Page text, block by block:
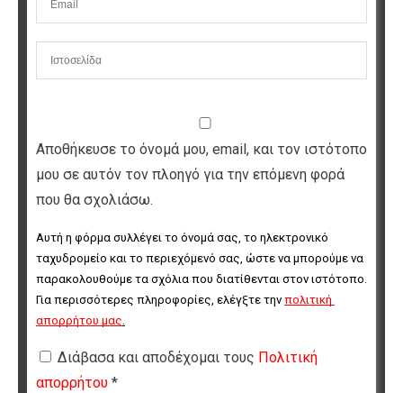
Αποθήκευσε το όνομά μου, email, και τον ιστότοπο
μου σε αυτόν τον πλοηγό για την επόμενη φορά
που θα σχολιάσω.
Αυτή η φόρμα συλλέγει το όνομά σας, το ηλεκτρονικό
ταχυδρομείο και το περιεχόμενό σας, ώστε να μπορούμε να
παρακολουθούμε τα σχόλια που διατίθενται στον ιστότοπο.
Για περισσότερες πληροφορίες, ελέγξτε την πολιτική
απορρήτου μας.
Διάβασα και αποδέχομαι τους Πολιτική
απορρήτου *